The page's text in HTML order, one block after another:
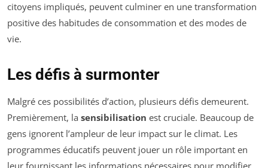
citoyens impliqués, peuvent culminer en une transformation
positive des habitudes de consommation et des modes de
vie.
Les défis à surmonter
Malgré ces possibilités d’action, plusieurs défis demeurent.
Premièrement, la sensibilisation est cruciale. Beaucoup de
gens ignorent l’ampleur de leur impact sur le climat. Les
programmes éducatifs peuvent jouer un rôle important en